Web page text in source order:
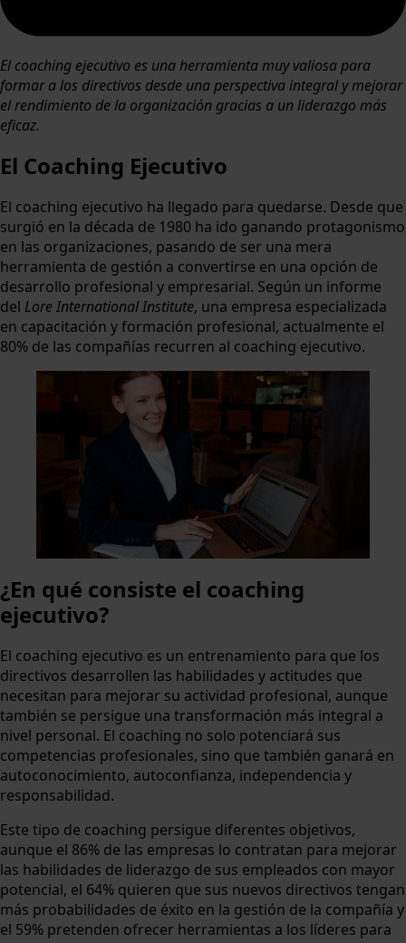
El coaching ejecutivo es una herramienta muy valiosa para
formar a los directivos desde una perspectiva integral y mejorar
el rendimiento de la organización gracias a un liderazgo más
eficaz.
El Coaching Ejecutivo
El coaching ejecutivo ha llegado para quedarse. Desde que
surgió en la década de 1980 ha ido ganando protagonismo
en las organizaciones, pasando de ser una mera
herramienta de gestión a convertirse en una opción de
desarrollo profesional y empresarial. Según un informe
del Lore International Institute, una empresa especializada
en capacitación y formación profesional, actualmente el
80% de las compañías recurren al coaching ejecutivo.
¿En qué consiste el coaching
ejecutivo?
El coaching ejecutivo es un entrenamiento para que los
directivos desarrollen las habilidades y actitudes que
necesitan para mejorar su actividad profesional, aunque
también se persigue una transformación más integral a
nivel personal. El coaching no solo potenciará sus
competencias profesionales, sino que también ganará en
autoconocimiento, autoconfianza, independencia y
responsabilidad.
Este tipo de coaching persigue diferentes objetivos,
aunque el 86% de las empresas lo contratan para mejorar
las habilidades de liderazgo de sus empleados con mayor
potencial, el 64% quieren que sus nuevos directivos tengan
más probabilidades de éxito en la gestión de la compañía y
el 59% pretenden ofrecer herramientas a los líderes para